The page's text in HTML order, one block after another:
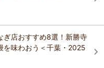
花山水 －
（HMIホテルグルー
見苑
ぎ店おすすめ8選！新勝寺
を味わおう＜千葉・2025